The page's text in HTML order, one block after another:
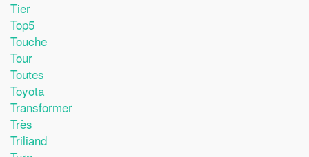
Tier
Top5
Touche
Tour
Toutes
Toyota
Transformer
Très
Triliand